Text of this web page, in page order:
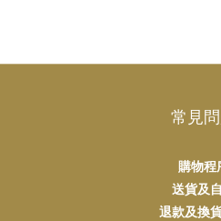
常見
購物程
送貨及
退款及換